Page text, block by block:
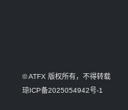
© ATFX 版权所有，不得转载
琼ICP备2025054942号-1